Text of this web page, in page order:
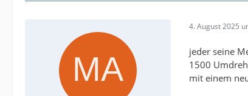
4. August 2025
jeder seine
1500
mit einem